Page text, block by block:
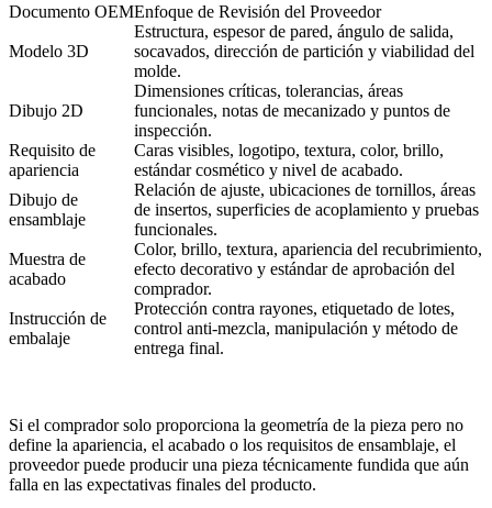
Documento OEMEnfoque de Revisión del Proveedor
Modelo 3D
Estructura, espesor de pared, ángulo de salida,
socavados, dirección de partición y viabilidad del
molde.
Dibujo 2D
Dimensiones críticas, tolerancias, áreas
funcionales, notas de mecanizado y puntos de
inspección.
Requisito de
apariencia
Caras visibles, logotipo, textura, color, brillo,
estándar cosmético y nivel de acabado.
Dibujo de
ensamblaje
Relación de ajuste, ubicaciones de tornillos, áreas
de insertos, superficies de acoplamiento y pruebas
funcionales.
Muestra de
acabado
Color, brillo, textura, apariencia del recubrimiento,
efecto decorativo y estándar de aprobación del
comprador.
Instrucción de
embalaje
Protección contra rayones, etiquetado de lotes,
control anti-mezcla, manipulación y método de
entrega final.
Si el comprador solo proporciona la geometría de la pieza pero no
define la apariencia, el acabado o los requisitos de ensamblaje, el
proveedor puede producir una pieza técnicamente fundida que aún
falla en las expectativas finales del producto.